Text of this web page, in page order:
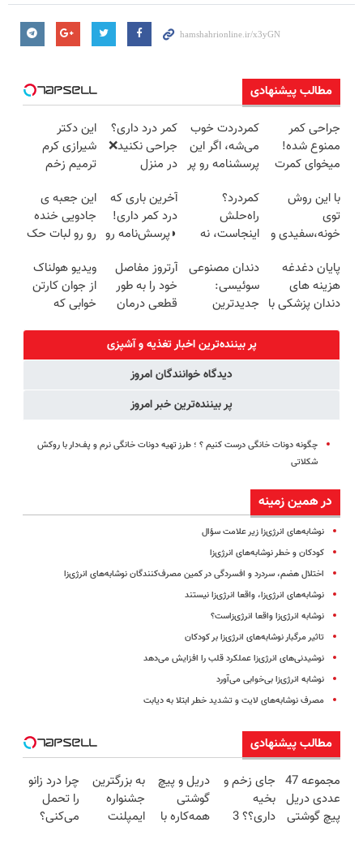
مطالب پیشنهادی
جراحی کمر
ممنوع شده!
میخوای کمرت
درمان کنی؟
((پرسش‌نامه))
کمردردت خوب
می‌شه، اگر این
پرسشنامه رو پر
کمر درد داری؟
جراحی نکنید❌
در منزل
(◂پرسش‌نامه)
این دکتر
شیرازی کرم
ترمیم زخم
ساخت!!!
با این روش
توی
خونه،سفیدی و
برگردون
(40%off)
کمردرد؟
راه‌حلش
اینجاست، نه
آخرین باری که
درد کمر داری!
◗پرسش‌نامه رو
این جعبه ی
جادویی خنده
رو رو لبات حک
خرید40%تخفیف
پایان دغدغه
هزینه های
دندان پزشکی با
دندان مصنوعی
سوئیسی:
جدیدترین
سبک و مقاوم |
پرداخت قسطی
آرتروز مفاصل
خود را به طور
قطعی درمان
◗پرسش‌نامه◖
ویدیو هولناک
از جوان کارتن
خوابی که
پر بیننده‌ترین اخبار تغذیه و آشپزی
دیدگاه خوانندگان امروز
پر بیننده‌ترین خبر امروز
چگونه دونات خانگی درست کنیم ؟ ؛ طرز تهیه دونات خانگی نرم و پف‌دار با روکش
شکلاتی
در همین زمینه
نوشابه‌های انرژی‌زا زیر علامت سؤال
کودکان و خطر نوشابه‌های انرژی‌زا
اختلال هضم، سردرد و افسردگی در کمین مصرف‌کنندگان نوشابه‌های انرژی‌زا
نوشابه‌های انرژی‌زا، واقعا انرژی‌زا نیستند
نوشابه انرژی‌زا واقعا انرژی‌زاست؟
تاثیر مرگبار نوشابه‌های انرژی‌زا بر کودکان
نوشیدنی‌های انرژی‌زا عملکرد قلب را افزایش می‌دهد
نوشابه‌ انرژی‌زا بی‌خوابی می‌آورد
مصرف نوشابه‌های لایت و تشدید خطر ابتلا به دیابت
مطالب پیشنهادی
مجموعه 47
عددی دریل
پیچ گوشتی
جای زخم و
بخیه
داری؟؟ 3
دریل و پیچ
گوشتی
همه‌کاره با
به بزرگترین
جشنواره
ایمپلنت
چرا درد زانو
را تحمل
می‌کنی؟